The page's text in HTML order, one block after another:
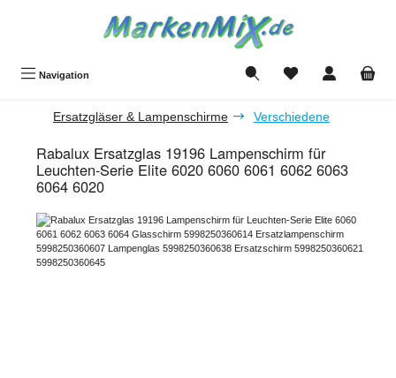
Navigation Du hast 0 Produkte
Ersatzgläser & Lampenschirme Verschiedene
Rabalux Ersatzglas 19196 Lampenschirm für
Leuchten-Serie Elite 6020 6060 6061 6062 6063
6064 6020
Bildergalerie überspringen